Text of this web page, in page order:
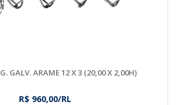
GALV. ARAME 12 X 3 (20,00 X 2,00H)
R$ 960,00/RL